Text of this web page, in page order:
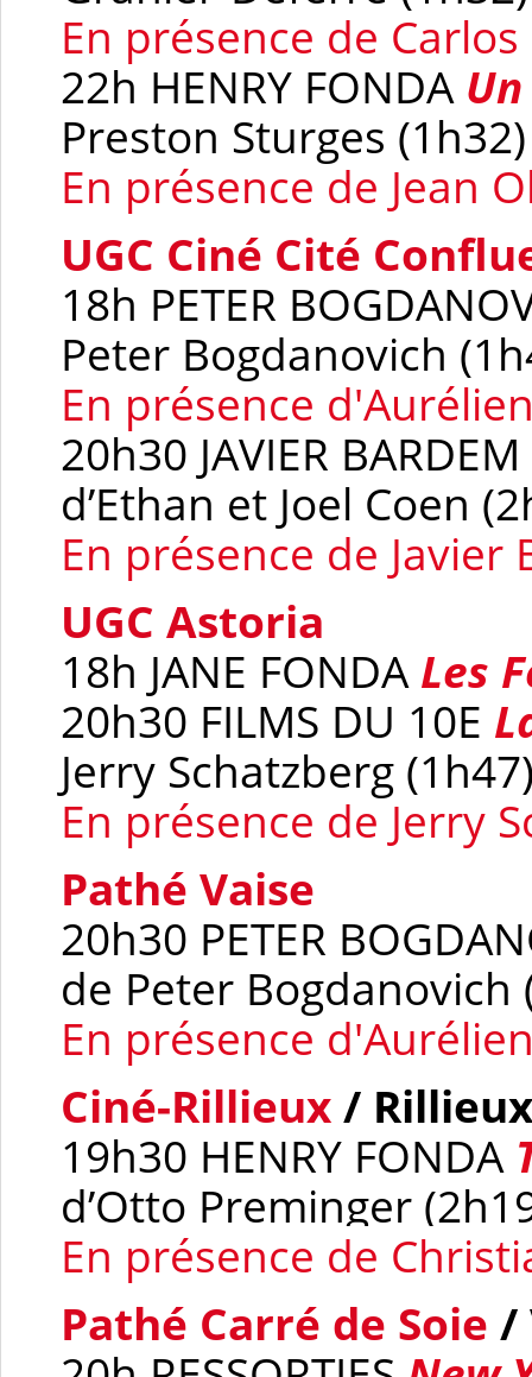
En présence de
22h HENRY FONDA
Preston Sturges (1h32)
En présence de Jean
UGC Ciné Cité
18h PETER
Peter Bogdanovich
En présence d'
20h30 JAVIER BARDEM
d’Ethan et Joel Coen
En présence de Javier
UGC Astoria
18h JANE FONDA Les
20h30 FILMS DU 10E
Jerry Schatzberg
En présence de Jerry
Pathé Vaise
20h30 PETER
de Peter Bogdanovich
En présence d'
Ciné-Rillieux /
19h30 HENRY FONDA
d’Otto Preminger
En présence de
Pathé Carré de Soie /